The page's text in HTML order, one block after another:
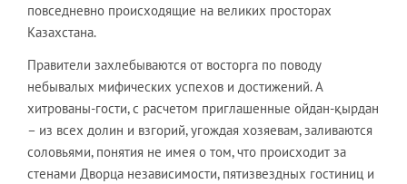
повседневно происходящие на великих просторах
Казахстана.
Правители захлебываются от восторга по поводу
небывалых мифических успехов и достижений. А
хитрованы-гости, с расчетом приглашенные ойдан-қырдан
– из всех долин и взгорий, угождая хозяевам, заливаются
соловьями, понятия не имея о том, что происходит за
стенами Дворца независимости, пятизвездных гостиниц и